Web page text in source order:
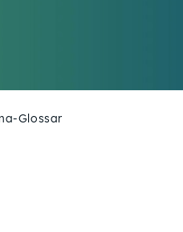
Glossar
{' '}
dem